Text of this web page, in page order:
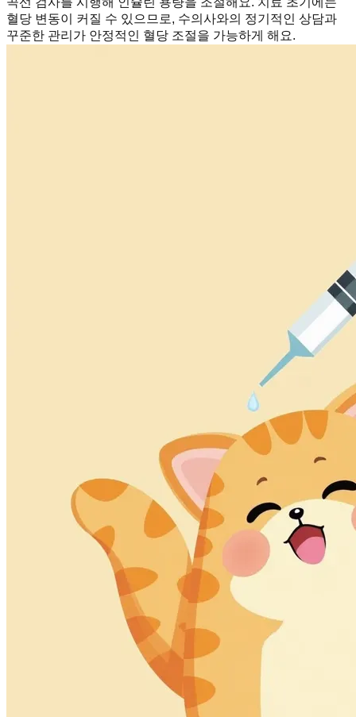
혈당 변동이 커질 수 있으므로, 수의사와의 정기적인 상담과
꾸준한 관리가 안정적인 혈당 조절을 가능하게 해요.